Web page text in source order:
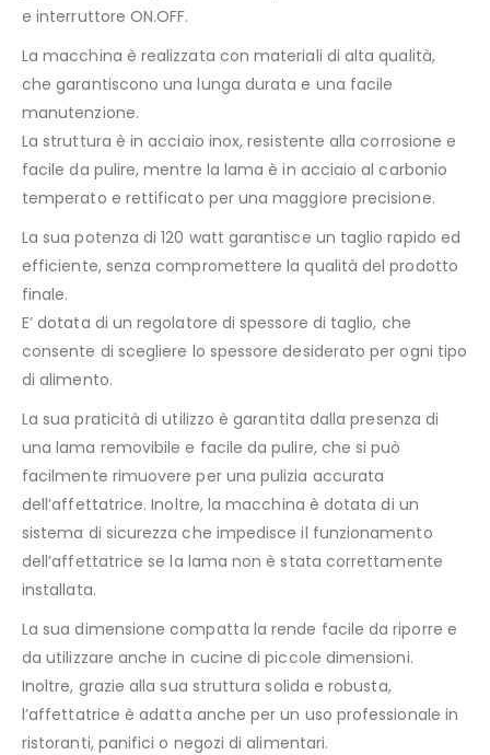
e interruttore ON.OFF.
La macchina è realizzata con materiali di alta qualità,
che garantiscono una lunga durata e una facile
manutenzione.
La struttura è in acciaio inox, resistente alla corrosione e
facile da pulire, mentre la lama è in acciaio al carbonio
temperato e rettificato per una maggiore precisione.
La sua potenza di 120 watt garantisce un taglio rapido ed
efficiente, senza compromettere la qualità del prodotto
finale.
E’ dotata di un regolatore di spessore di taglio, che
consente di scegliere lo spessore desiderato per ogni tipo
di alimento.
La sua praticità di utilizzo è garantita dalla presenza di
una lama removibile e facile da pulire, che si può
facilmente rimuovere per una pulizia accurata
dell’affettatrice. Inoltre, la macchina è dotata di un
sistema di sicurezza che impedisce il funzionamento
dell’affettatrice se la lama non è stata correttamente
installata.
La sua dimensione compatta la rende facile da riporre e
da utilizzare anche in cucine di piccole dimensioni.
Inoltre, grazie alla sua struttura solida e robusta,
l’affettatrice è adatta anche per un uso professionale in
ristoranti, panifici o negozi di alimentari.